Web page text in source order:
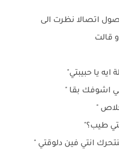
اتصالا نظرت الى
قالت
يا حبيبتي"
اشوفك بقا "
"
طيب؟"
انتي فين دلوقتي "